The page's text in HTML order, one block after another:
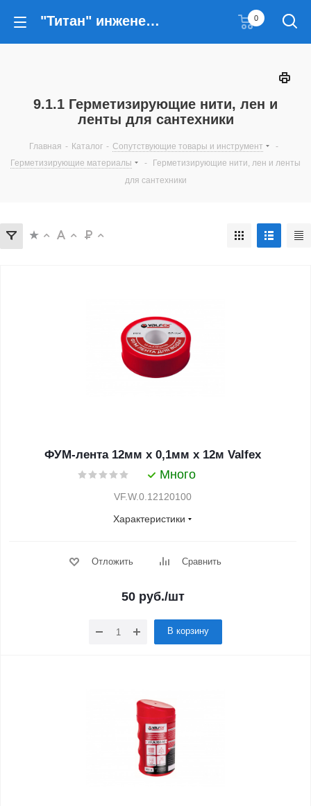
"Титан" инженерные решения 0
9.1.1 Герметизирующие нити, лен и
ленты для сантехники
Главная - Каталог - Сопутствующие товары и инструмент
-
Герметизирующие материалы
-
Герметизирующие нити, лен и ленты
для сантехники
ФУМ-лента 12мм х 0,1мм х 12м Valfex
Много
VF.W.0.12120100
Характеристики
Отложить Сравнить
50 руб./шт
В корзину